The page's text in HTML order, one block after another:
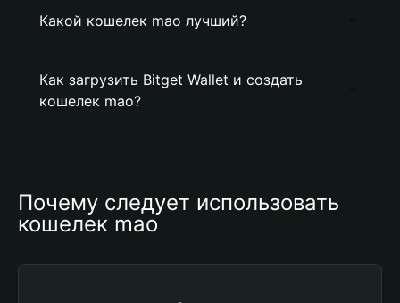
Какой кошелек mao лучший?
Как загрузить Bitget Wallet и создать
кошелек mao?
Почему следует использовать
кошелек mao